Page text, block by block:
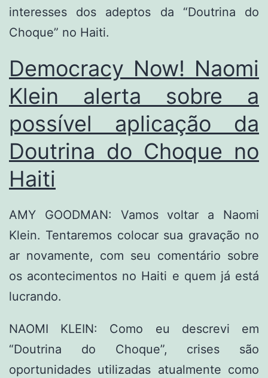
interesses dos adeptos da “Doutrina do
Choque” no Haiti.
Democracy Now! Naomi
Klein alerta sobre a
possível aplicação da
Doutrina do Choque no
Haiti
AMY GOODMAN: Vamos voltar a Naomi
Klein. Tentaremos colocar sua gravação no
ar novamente, com seu comentário sobre
os acontecimentos no Haiti e quem já está
lucrando.
NAOMI KLEIN: Como eu descrevi em
“Doutrina do Choque”, crises são
oportunidades utilizadas atualmente como